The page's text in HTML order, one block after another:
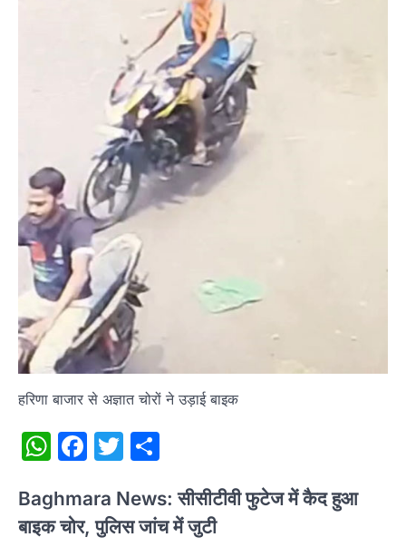
हरिणा बाजार से अज्ञात चोरों ने उड़ाई बाइक
WhatsApp
Facebook
Twitter
Baghmara News: सीसीटीवी फुटेज में कैद हुआ
बाइक चोर, पुलिस जांच में जुटी